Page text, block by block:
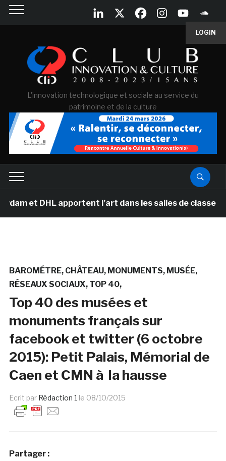
LOGIN
L'innovation technologique et sociale au service du
patrimoine et de la culture
DHL apportent l’art dans les salles de classe des
BAROMÉTRE CHÂTEAU MONUMENTS MUSÉE
RÉSEAUX SOCIAUX TOP 40
Top 40 des musées et
monuments français sur
facebook et twitter (6 octobre
2015): Petit Palais, Mémorial de
Caen et CMN à la hausse
Ecrit par Rédaction 1 le 08/10/2015
Partager :